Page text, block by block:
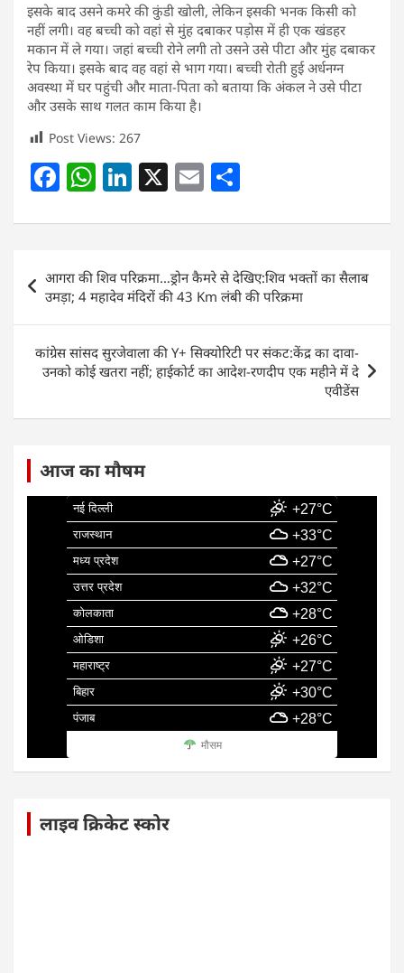
इसके बाद उसने कमरे की कुंडी खोली, लेकिन इसकी भनक किसी को
नहीं लगी। वह बच्ची को वहां से मुंह दबाकर पड़ोस में ही एक खंडहर
मकान में ले गया। जहां बच्ची रोने लगी तो उसने उसे पीटा और मुंह दबाकर
रेप किया। इसके बाद वह वहां से भाग गया। बच्ची रोती हुई अर्धनग्न
अवस्था में घर पहुंची और माता-पिता को बताया कि अंकल ने उसे पीटा
और उसके साथ गलत काम किया है।
Post Views: 267
F
c
e
b
o
o
k
W
at
s
A
p
p
Li
k
e
dI
n
X E
ai
l
ar
e
navigation
आगरा की शिव परिक्रमा…ड्रोन कैमरे से देखिए:शिव भक्तों का सैलाब
उमड़ा; 4 महादेव मंदिरों की 43 Km लंबी की परिक्रमा
कांग्रेस सांसद सुरजेवाला की Y+ सिक्योरिटी पर संकट:केंद्र का दावा-
उनको कोई खतरा नहीं; हाईकोर्ट का आदेश-रणदीप एक महीने में दे
एवीडेंस
आज का मौषम
नई दिल्ली +27°C
राजस्थान +33°C
मध्य प्रदेश +27°C
उत्तर प्रदेश +32°C
कोलकाता +28°C
ओडिशा +26°C
महाराष्ट्र +27°C
बिहार +30°C
पंजाब +28°C
मौसम
लाइव क्रिकेट स्कोर